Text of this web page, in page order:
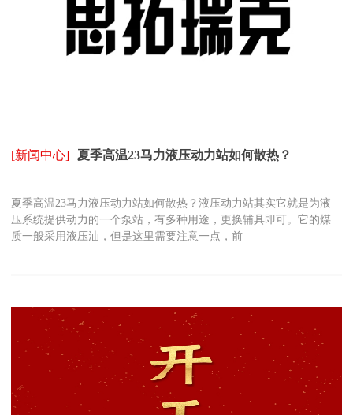
[新闻中心] 夏季高温23马力液压动力站如何散热？
夏季高温23马力液压动力站如何散热？液压动力站其实它就是为液
压系统提供动力的一个泵站，有多种用途，更换辅具即可。它的煤
质一般采用液压油，但是这里需要注意一点，前